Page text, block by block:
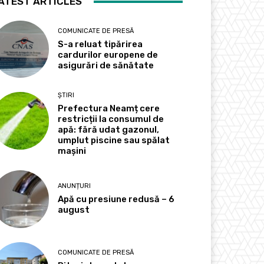
COMUNICATE DE PRESĂ
S-a reluat tipărirea
cardurilor europene de
asigurări de sănătate
ȘTIRI
Prefectura Neamț cere
restricții la consumul de
apă: fără udat gazonul,
umplut piscine sau spălat
mașini
ANUNȚURI
Apă cu presiune redusă – 6
august
COMUNICATE DE PRESĂ